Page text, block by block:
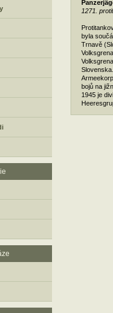
1271.
byla
Trnavě
bojů na
1945 je